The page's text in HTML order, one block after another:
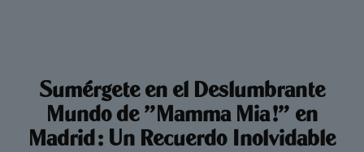
Sumérgete en el Deslumbrante
Mundo de "Mamma Mia!" en
Madrid: Un Recuerdo Inolvidable